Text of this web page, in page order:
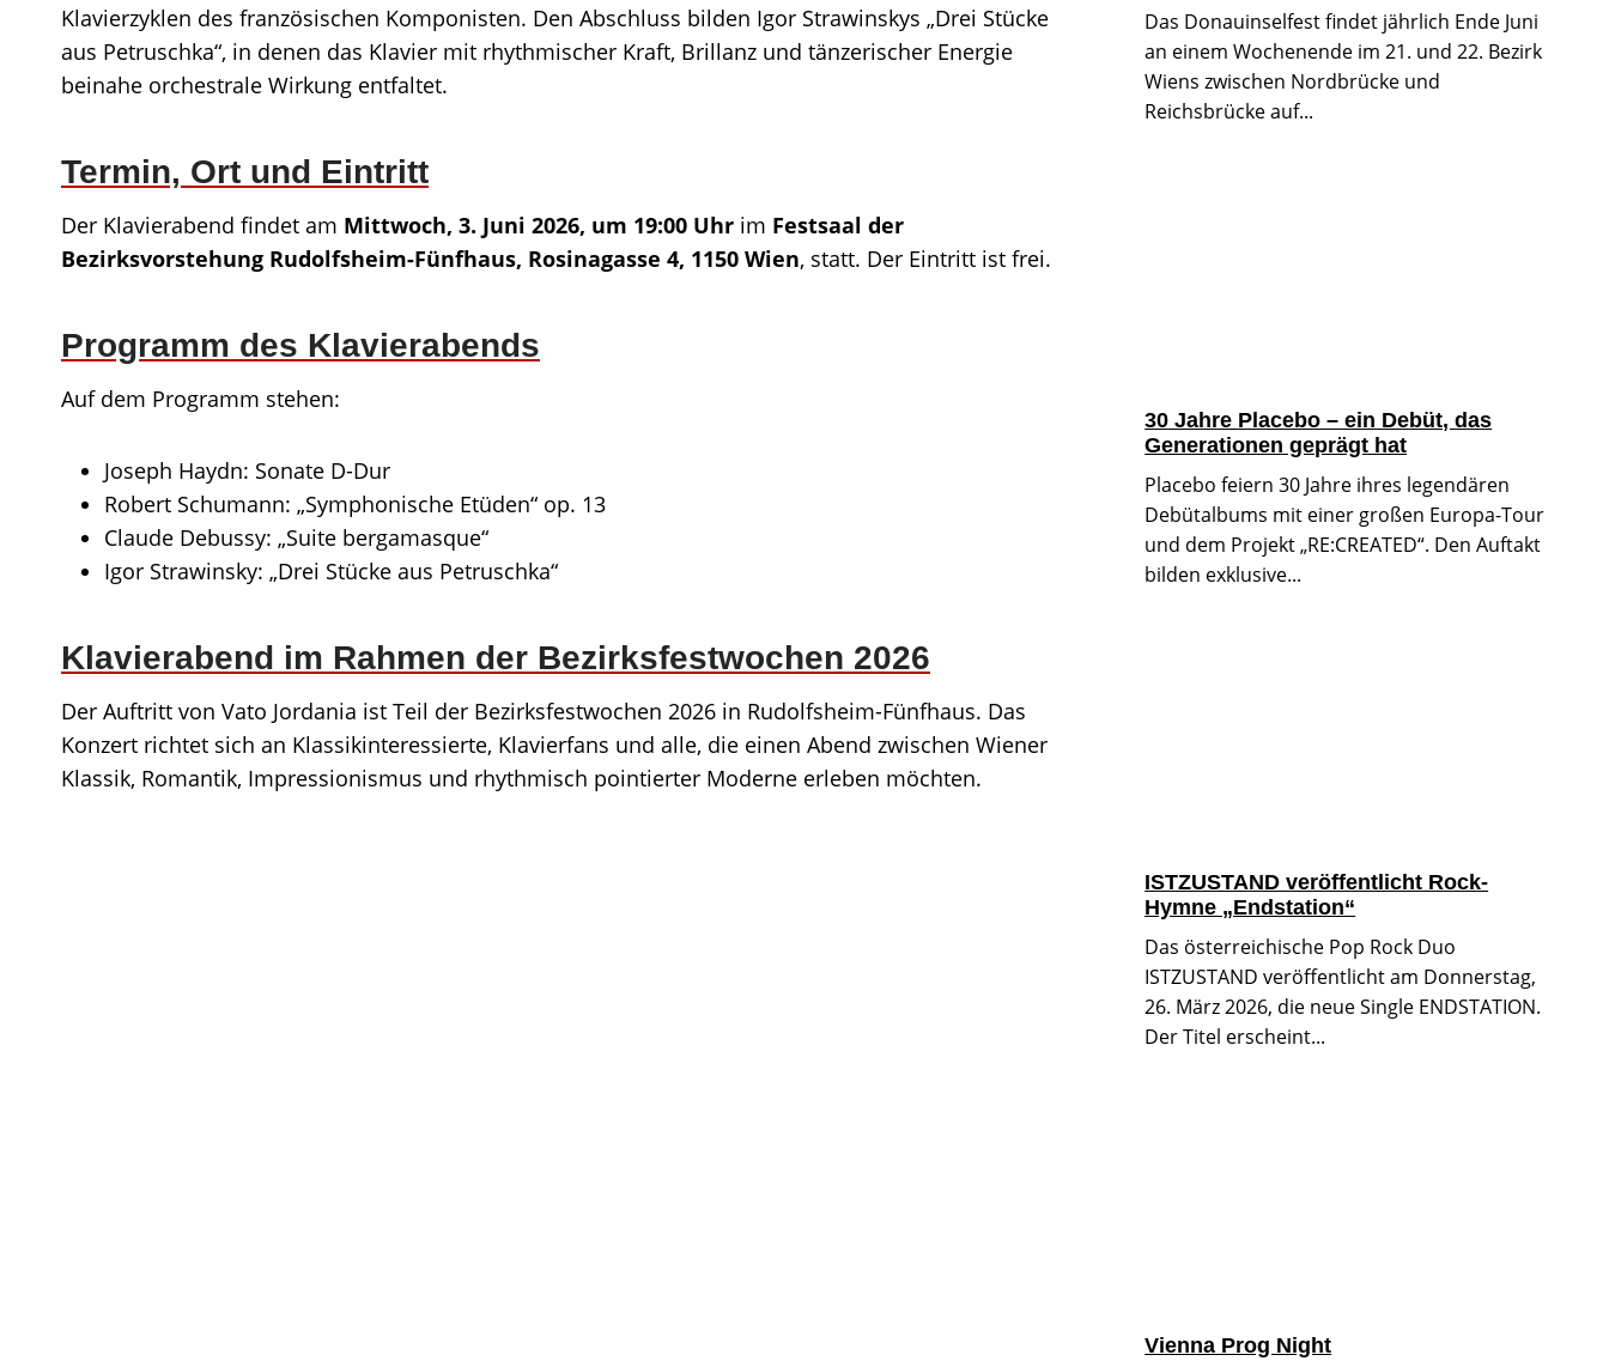
Klavierzyklen des französischen Komponisten. Den Abschluss bilden Igor Strawinskys „Drei Stücke
aus Petruschka“, in denen das Klavier mit rhythmischer Kraft, Brillanz und tänzerischer Energie
beinahe orchestrale Wirkung entfaltet.
Termin, Ort und Eintritt
Der Klavierabend findet am Mittwoch, 3. Juni 2026, um 19:00 Uhr im Festsaal der
Bezirksvorstehung Rudolfsheim-Fünfhaus, Rosinagasse 4, 1150 Wien, statt. Der Eintritt ist frei.
Programm des Klavierabends
Auf dem Programm stehen:
Joseph Haydn: Sonate D-Dur
Robert Schumann: „Symphonische Etüden“ op. 13
Claude Debussy: „Suite bergamasque“
Igor Strawinsky: „Drei Stücke aus Petruschka“
Klavierabend im Rahmen der Bezirksfestwochen 2026
Der Auftritt von Vato Jordania ist Teil der Bezirksfestwochen 2026 in Rudolfsheim-Fünfhaus. Das
Konzert richtet sich an Klassikinteressierte, Klavierfans und alle, die einen Abend zwischen Wiener
Klassik, Romantik, Impressionismus und rhythmisch pointierter Moderne erleben möchten.
Das Donauinselfest findet jährlich Ende Juni
an einem Wochenende im 21. und 22. Bezirk
Wiens zwischen Nordbrücke und
Reichsbrücke auf...
30 Jahre Placebo – ein Debüt, das
Generationen geprägt hat
Placebo feiern 30 Jahre ihres legendären
Debütalbums mit einer großen Europa-Tour
und dem Projekt „RE:CREATED“. Den Auftakt
bilden exklusive...
ISTZUSTAND veröffentlicht Rock-
Hymne „Endstation“
Das österreichische Pop Rock Duo
ISTZUSTAND veröffentlicht am Donnerstag,
26. März 2026, die neue Single ENDSTATION.
Der Titel erscheint...
Vienna Prog Night